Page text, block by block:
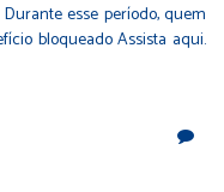
esse período, quem
bloqueado Assista aqui.